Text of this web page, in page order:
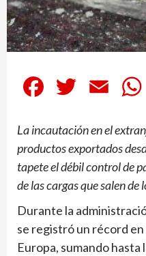
FacebookTwitter Email
La incautación en el
productos exportados
tapete el débil control de
de las cargas que salen
Durante la
se registró un récord
Europa, sumando